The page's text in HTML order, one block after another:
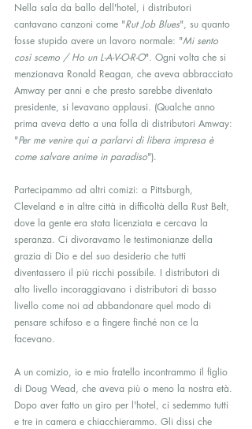
Nella sala da ballo dell'hotel, i distributori
cantavano canzoni come "Rut Job Blues", su quanto
fosse stupido avere un lavoro normale: "Mi sento
così scemo / Ho un L-A-V-O-R-O". Ogni volta che si
menzionava Ronald Reagan, che aveva abbracciato
Amway per anni e che presto sarebbe diventato
presidente, si levavano applausi. (Qualche anno
prima aveva detto a una folla di distributori Amway:
"Per me venire qui a parlarvi di libera impresa è
come salvare anime in paradiso").
Partecipammo ad altri comizi: a Pittsburgh,
Cleveland e in altre città in difficoltà della Rust Belt,
dove la gente era stata licenziata e cercava la
speranza. Ci divoravamo le testimonianze della
grazia di Dio e del suo desiderio che tutti
diventassero il più ricchi possibile. I distributori di
alto livello incoraggiavano i distributori di basso
livello come noi ad abbandonare quel modo di
pensare schifoso e a fingere finché non ce la
facevano.
A un comizio, io e mio fratello incontrammo il figlio
di Doug Wead, che aveva più o meno la nostra età.
Dopo aver fatto un giro per l'hotel, ci sedemmo tutti
e tre in camera e chiacchierammo. Gli dissi che